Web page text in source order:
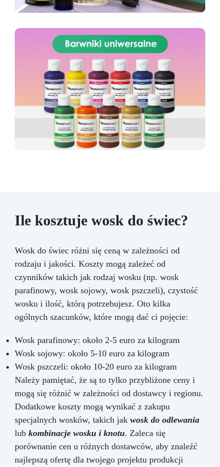
Ile kosztuje wosk do świec?
Wosk do świec różni się ceną w zależności od
rodzaju i jakości. Koszty mogą zależeć od
czynników takich jak rodzaj wosku (np. wosk
parafinowy, wosk sojowy, wosk pszczeli), czystość
wosku i ilość, którą potrzebujesz. Oto kilka
ogólnych szacunków, które mogą dać ci pojęcie:
Wosk parafinowy: około 2-5 euro za kilogram
Wosk sojowy: około 5-10 euro za kilogram
Wosk pszczeli: około 10-20 euro za kilogram
Należy pamiętać, że są to tylko przybliżone ceny i
mogą się różnić w zależności od dostawcy i regionu.
Dodatkowe koszty mogą wynikać z zakupu
specjalnych wosków, takich jak wosk do odlewania
lub kombinacje wosku i knotu. Zaleca się
porównanie cen u różnych dostawców, aby znaleźć
najlepszą ofertę dla twojego projektu produkcji